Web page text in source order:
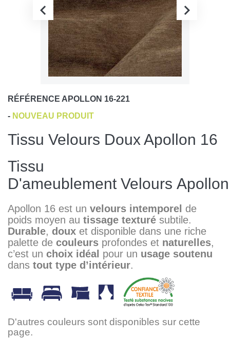
RÉFÉRENCE APOLLON 16-221
- NOUVEAU PRODUIT
Tissu Velours Doux Apollon 16
Tissu
D'ameublement Velours Apollon
Apollon 16 est un velours intemporel de
poids moyen au tissage texturé subtile.
Durable, doux et disponible dans une riche
palette de couleurs profondes et naturelles,
c’est un choix idéal pour un usage soutenu
dans tout type d’intérieur.
D'autres couleurs sont disponibles sur cette
page.